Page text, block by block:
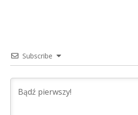
Subscribe